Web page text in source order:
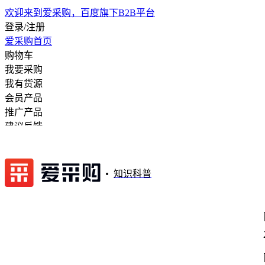
欢迎来到爱采购，百度旗下B2B平台
登录/注册
爱采购首页
购物车
我要采购
我有货源
会员产品
推广产品
建议反馈
知识科普